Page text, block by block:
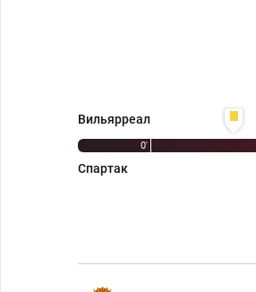
0'
Вильярреал
Спартак